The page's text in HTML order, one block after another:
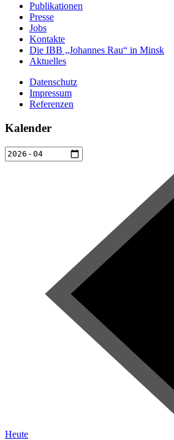
Publikationen
Presse
Jobs
Kontakte
Die IBB „Johannes Rau“ in Minsk
Aktuelles
Datenschutz
Impressum
Referenzen
Kalender
Heute